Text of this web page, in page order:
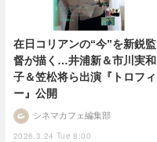
在日コリアンの“今”を新鋭監
督が描く…井浦新＆市川実和
子＆笠松将ら出演『トロフィ
ー』公開
2026.3.24 Tue 8:00
シネマカフェ編集部